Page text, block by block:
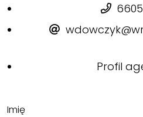
Profil
Imię